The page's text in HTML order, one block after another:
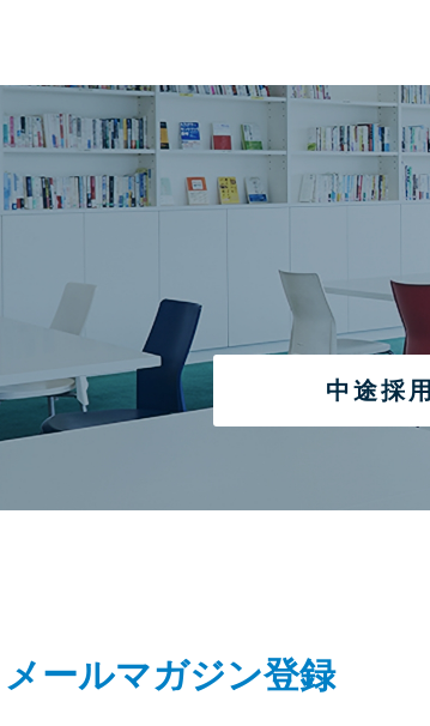
中途採用
メールマガジン登録